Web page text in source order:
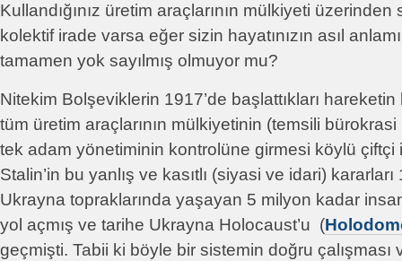
Kullandığınız üretim araçlarının mülkiyeti
kolektif irade varsa eğer sizin hayatınızın asıl
tamamen yok sayılmış olmuyor mu?
Nitekim Bolşeviklerin 1917’de başlattıkları hareketin
tüm üretim araçlarının mülkiyetinin (temsili
tek adam yönetiminin kontrolüne girmesi köylü çiftçi
Stalin’in bu yanlış ve kasıtlı (siyasi ve idari)
Ukrayna topraklarında yaşayan 5 milyon kadar
yol açmış ve tarihe Ukrayna Holocaust’u (
geçmişti. Tabii ki böyle bir sistemin doğru çalışması